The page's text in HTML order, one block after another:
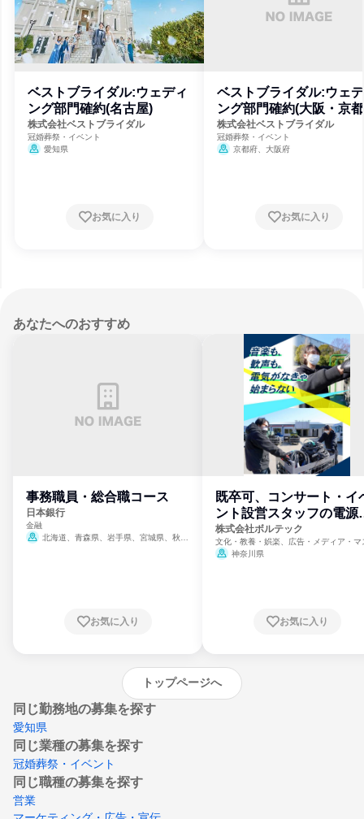
ベストブライダル:ウェディ
ング部門確約(名古屋)
株式会社ベストブライダル
冠婚葬祭・イベント
愛知県
お気に入り
ベストブライダル:ウェ
ング部門確約(大阪・京
株式会社ベストブライダル
冠婚葬祭・イベント
京都府、大阪府
お気に入り
あなたへのおすすめ
事務職員・総合職コース
日本銀行
金融
北海道、青森県、岩手県、宮城県、秋田
崎県、熊本県、大分県、宮崎県、鹿児島県、
お気に入り
既卒可、コンサート・イ
ント設営スタッフの電源
門
株式会社ボルテック
文化・教養・娯楽、広告・メディア・マ
ミ、電力・ガス・水道・エネルギー
神奈川県
お気に入り
トップページへ
同じ勤務地の募集を探す
愛知県
同じ業種の募集を探す
冠婚葬祭・イベント
同じ職種の募集を探す
営業